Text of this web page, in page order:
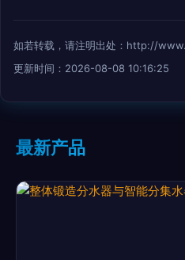
如若转载，请注明出处：http://
更新时间：2026-08-08 10:16:25
最新产品